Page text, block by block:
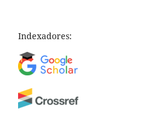
Indexadores: